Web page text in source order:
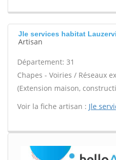
Jle services habitat
Artisan
Département: 31
Chapes - Voiries / Réseaux
(Extension maison,
Voir la fiche artisan : Jle